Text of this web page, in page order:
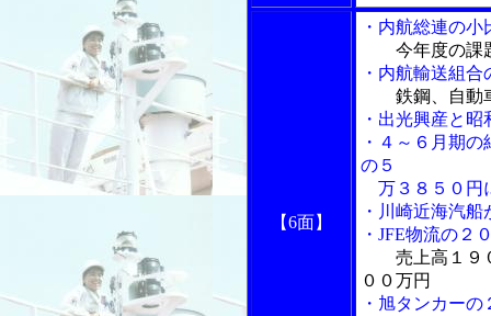
【6面】
・内航総連の
今年度の課
・内航輸送組
鉄鋼、自動
・出光興産と
・４～６月期
の５
万３８５０円
・川崎近海汽
・JFE物流の２
売上高１９
００万円
・旭タンカー